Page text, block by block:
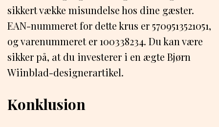
sikkert vække misundelse hos dine gæster.
EAN-nummeret for dette krus er 5709513521051,
og varenummeret er 100338234. Du kan være
sikker på, at du investerer i en ægte Bjørn
Wiinblad-designerartikel.
Konklusion